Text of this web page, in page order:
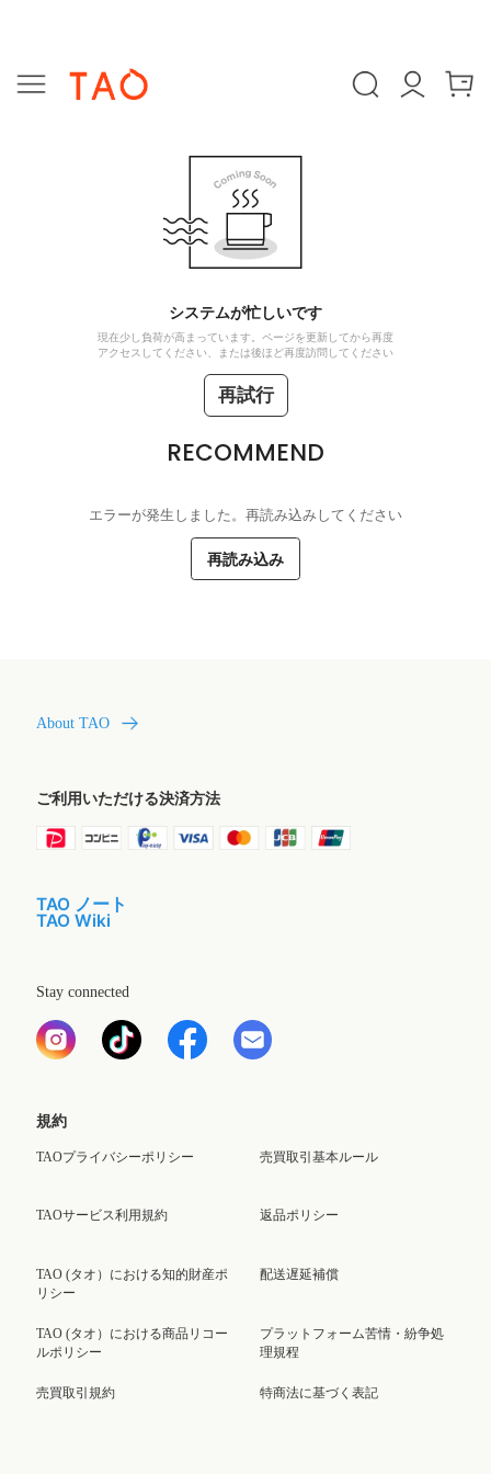
システムが忙しいです
現在少し負荷が高まっています。ページを更新してから再度
アクセスしてください、または後ほど再度訪問してください
再試行
RECOMMEND
エラーが発生しました。再読み込みしてください
再読み込み
About TAO
ご利用いただける決済方法
TAO ノート
TAO Wiki
Stay connected
規約
TAOプライバシーポリシー
TAOサービス利用規約
TAO (タオ）における知的財産ポ
リシー
TAO (タオ）における商品リコー
ルポリシー
売買取引規約
売買取引基本ルール
返品ポリシー
配送遅延補償
プラットフォーム苦情・紛争処
理規程
特商法に基づく表記